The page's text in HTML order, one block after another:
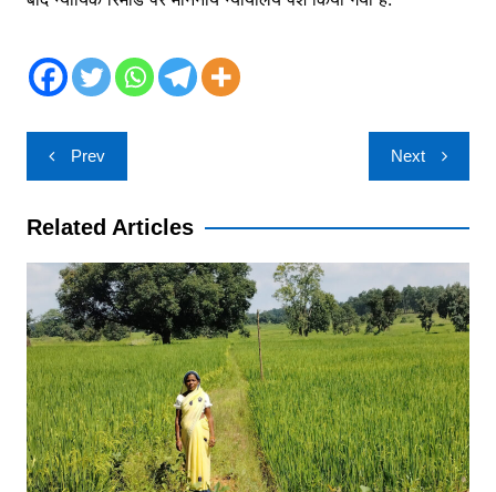
Post
navigation
Prev Next
Related Articles